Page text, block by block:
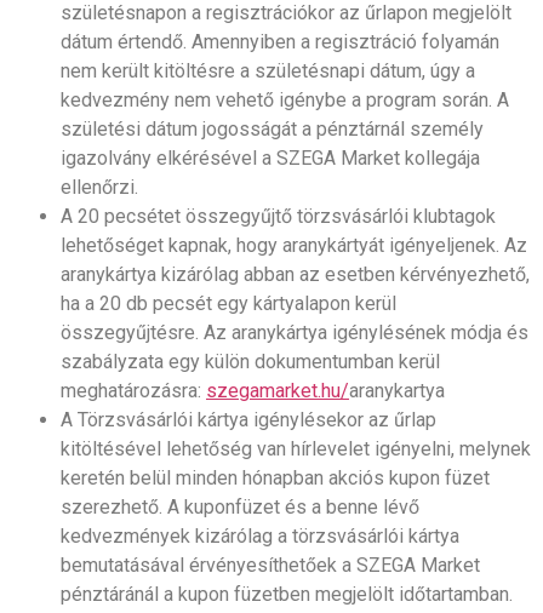
születésnapon a regisztrációkor az űrlapon megjelölt
dátum értendő. Amennyiben a regisztráció folyamán
nem került kitöltésre a születésnapi dátum, úgy a
kedvezmény nem vehető igénybe a program során. A
születési dátum jogosságát a pénztárnál személy
igazolvány elkérésével a SZEGA Market kollegája
ellenőrzi.
A 20 pecsétet összegyűjtő törzsvásárlói klubtagok
lehetőséget kapnak, hogy aranykártyát igényeljenek. Az
aranykártya kizárólag abban az esetben kérvényezhető,
ha a 20 db pecsét egy kártyalapon kerül
összegyűjtésre. Az aranykártya igénylésének módja és
szabályzata egy külön dokumentumban kerül
meghatározásra: szegamarket.hu/aranykartya
A Törzsvásárlói kártya igénylésekor az űrlap
kitöltésével lehetőség van hírlevelet igényelni, melynek
keretén belül minden hónapban akciós kupon füzet
szerezhető. A kuponfüzet és a benne lévő
kedvezmények kizárólag a törzsvásárlói kártya
bemutatásával érvényesíthetőek a SZEGA Market
pénztáránál a kupon füzetben megjelölt időtartamban.